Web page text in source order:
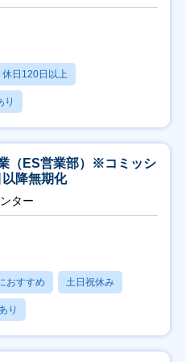
休日120日以上
り
（ES営業部）※コミッシ
降無期化
ター
おすすめ 土日祝休み
り